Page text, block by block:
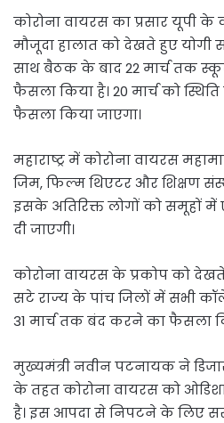
कोरोना वायरस का प्रसार यूपी
मौजूदा हालात को देखते हुए योगी
साथ बैठक के बाद 22 मार्च तक
फैसला किया है। 20 मार्च को
फैसला किया जाएगा।
महाराष्ट्र में कोरोना वायरस
जिम, फिल्म थिएटर और शिक्षण
इसके अतिरिक्त लोगों को समूहों में
दी जाएगी।
कोरोना वायरस के प्रकोप को देखते
सटे राज्य के पांच जिलों में सभी
31 मार्च तक बंद करने का फैसला
मुख्यमंत्री नवीन पटनायक ने
के तहत कोरोना वायरस को
है। इस आपदा से निपटने के लिए